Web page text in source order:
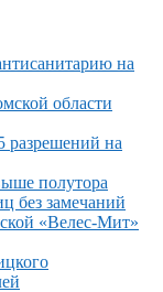
на
области
разрешений на
полутора
без замечаний
«Велес-Мит»